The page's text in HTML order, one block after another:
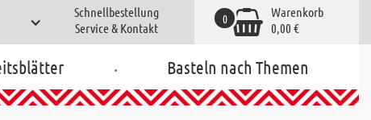
Schnellbestellung
Service & Kontakt
Warenkorb
0,00 €
0
. Basteln nach Themen